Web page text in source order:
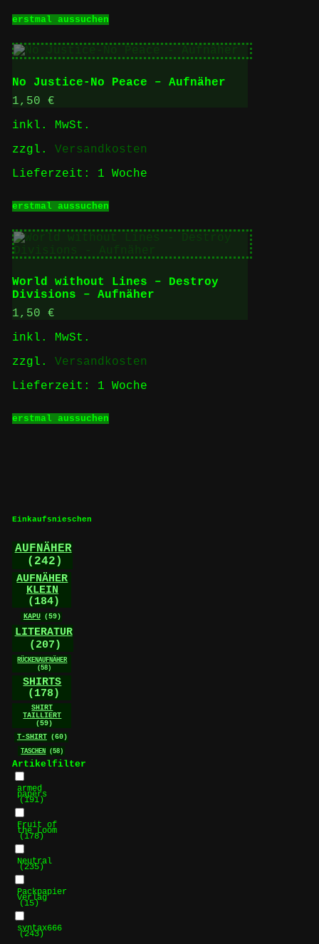
erstmal aussuchenProdukt
mehrere
Varianten
Die
Produktseite
werden
No Justice-No Peace – Aufnäher
1,50 €
inkl. MwSt.
zzgl. Versandkosten
Lieferzeit: 1 Woche
erstmal aussuchenProdukt
mehrere
Varianten
auf.
Die
Optionen
können
werden
World without Lines – Destroy
Divisions – Aufnäher
1,50 €
inkl. MwSt.
zzgl. Versandkosten
Lieferzeit: 1 Woche
erstmal aussuchenProdukt
Einkaufsnieschen
AUFNÄHER
(242)
AUFNÄHER
KLEIN
(184)
KAPU (59)
LITERATUR
(207)
RÜCKENAUFNÄHER
(58)
SHIRTS
(178)
SHIRT
TAILLIERT
(59)
T-SHIRT
(60)
TASCHEN
(58)
Artikelfilter
armed
papers
(191)
Fruit of
the Loom
(178)
Neutral
(235)
Packpapier
Verlag
(15)
syntax666
(243)